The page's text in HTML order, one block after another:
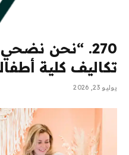
270. “نحن
تكاليف كلية
يوليو 23, 2026